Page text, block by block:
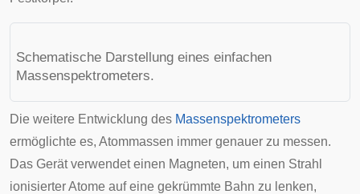
Schematische Darstellung eines einfachen
Massenspektrometers.
Die weitere Entwicklung des Massenspektrometers
ermöglichte es, Atommassen immer genauer zu messen.
Das Gerät verwendet einen Magneten, um einen Strahl
ionisierter Atome auf eine gekrümmte Bahn zu lenken,